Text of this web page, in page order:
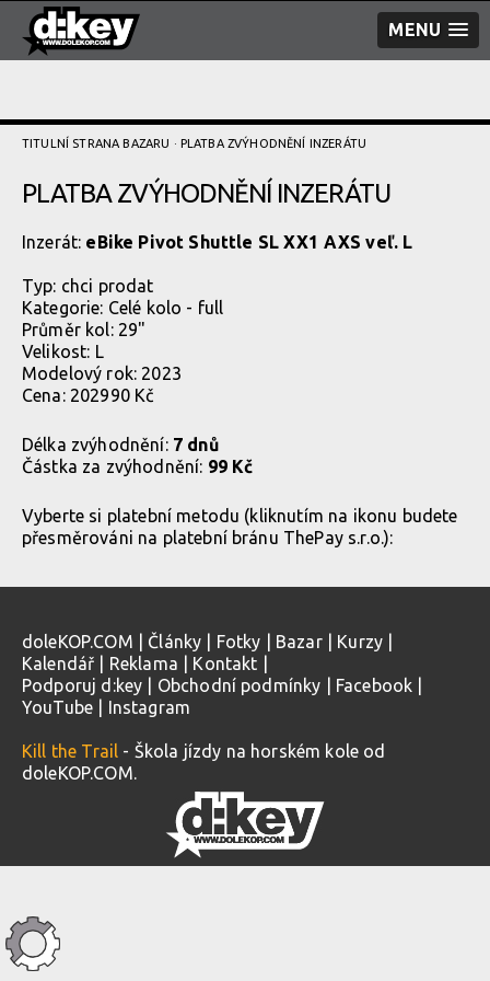
MENU
TITULNÍ STRANA BAZARU · PLATBA ZVÝHODNĚNÍ­ INZERÁTU
PLATBA ZVÝHODNĚNÍ­ INZERÁTU
Inzerát: eBike Pivot Shuttle SL XX1 AXS veľ. L
Typ: chci prodat
Kategorie: Celé kolo - full
Průměr kol: 29"
Velikost: L
Modelový rok: 2023
Cena: 202990 Kč
Délka zvýhodnění: 7 dnů
Částka za zvýhodnění: 99 Kč
Vyberte si platební metodu (kliknutím na ikonu budete
přesměrováni na platební bránu ThePay s.r.o.):
doleKOP.COM Články Fotky Bazar| Kurzy
Kalendář
Reklama Kontakt
Podporuj d:key
Obchodní podmínky Facebook
YouTube
Instagram
Kill the Trail - Škola jízdy na horském kole od
doleKOP.COM.